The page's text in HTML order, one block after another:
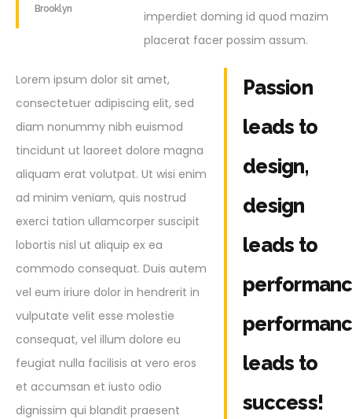
Brooklyn
imperdiet doming id quod mazim
placerat facer possim assum.
Passion
leads to
design,
design
leads to
leads to
success!
Lorem ipsum dolor sit amet,
consectetuer adipiscing elit, sed
diam nonummy nibh euismod
tincidunt ut laoreet dolore magna
aliquam erat volutpat. Ut wisi enim
ad minim veniam, quis nostrud
exerci tation ullamcorper suscipit
lobortis nisl ut aliquip ex ea
commodo consequat. Duis autem
vel eum iriure dolor in hendrerit in
vulputate velit esse molestie
consequat, vel illum dolore eu
feugiat nulla facilisis at vero eros
et accumsan et iusto odio
dignissim qui blandit praesent